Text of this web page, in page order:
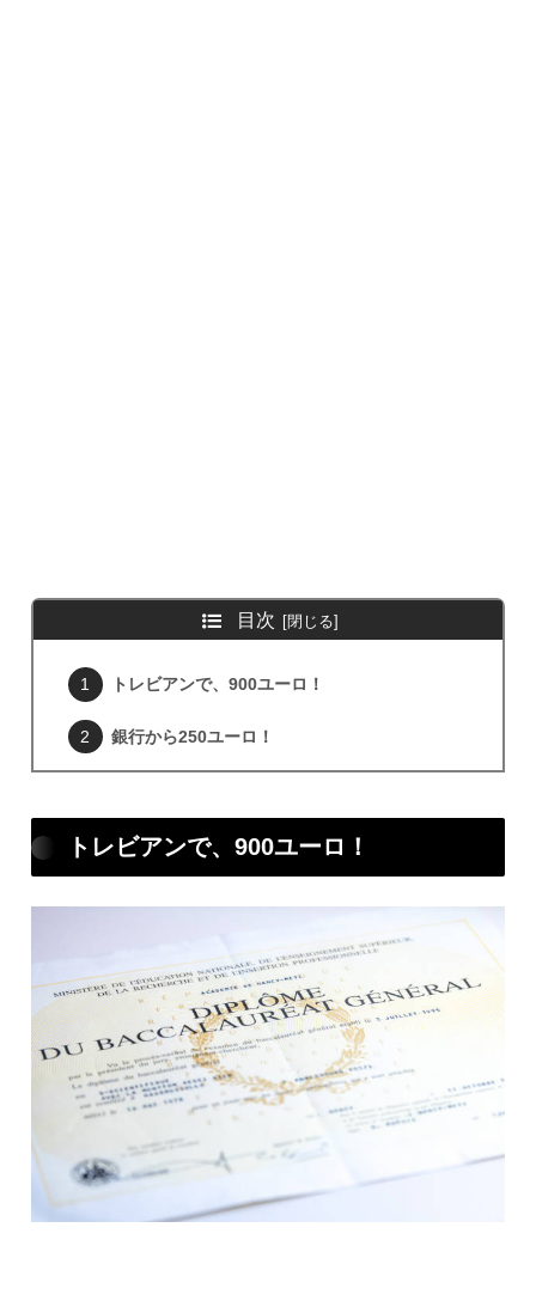
目次
トレビアンで、900ユーロ！
銀行から250ユーロ！
トレビアンで、900ユーロ！